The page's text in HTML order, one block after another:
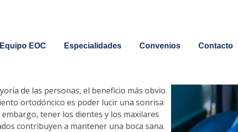
Equipo EOC Especialidades Convenios Contacto
de las personas, el beneficio más obvio
ortodóncico es poder lucir una sonrisa
embargo, tener los dientes y los maxilares
contribuyen a mantener una boca sana.